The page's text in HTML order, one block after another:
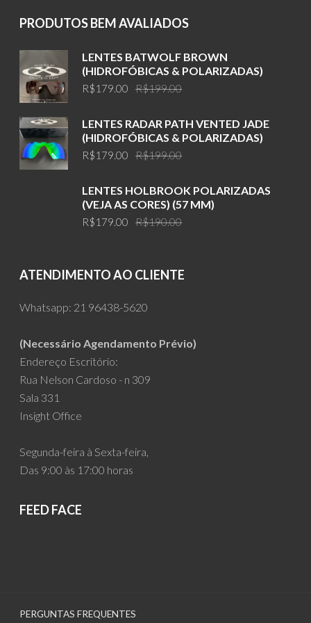
PRODUTOS BEM AVALIADOS
LENTES BATWOLF BROWN
(HIDROFÓBICAS & POLARIZADAS)
R$199.00
was:
R$199.00.
R$179.00
is:
R$179.00.
LENTES RADAR PATH VENTED JADE
(HIDROFÓBICAS & POLARIZADAS)
R$199.00
was:
R$199.00.
R$179.00
is:
R$179.00.
LENTES HOLBROOK POLARIZADAS
(VEJA AS CORES) (57 MM)
R$190.00
R$190.00.
R$179.00
R$179.00.
ATENDIMENTO AO CLIENTE
Whatsapp: 21 96438-5620
(Necessário Agendamento Prévio)
Endereço Escritório:
Rua Nelson Cardoso - n 309
Sala 331
Insight Office
Segunda-feira à Sexta-feira,
Das 9:00 às 17:00 horas
FEED FACE
PERGUNTAS FREQUENTES